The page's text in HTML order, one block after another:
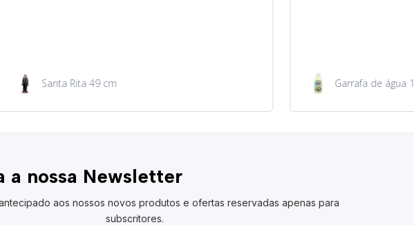
Garrafa de água 100ml São Jacinto 23 cm
a nossa Newsletter
aos nossos novos produtos e ofertas reservadas apenas para
subscritores.